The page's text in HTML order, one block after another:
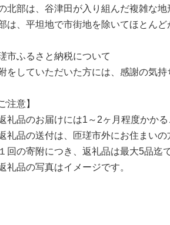
北部は、谷津田が入り組んだ複雑な
は、平坦地で市街地を除いてほとん
市ふるさと納税について
をしていただいた方には、感謝の気持
注意】
礼品のお届けには1～2ヶ月程度かかる
礼品の送付は、匝瑳市外にお住まい
回の寄附につき、返礼品は最大5品迄
礼品の写真はイメージです。